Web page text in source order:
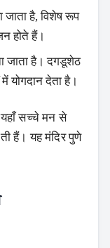
जाता है, विशेष रूप
होते हैं।
जाता है। दगडूशेठ
योगदान देता है।
यहाँ सच्चे मन से
हैं। यह मंदिर पुणे